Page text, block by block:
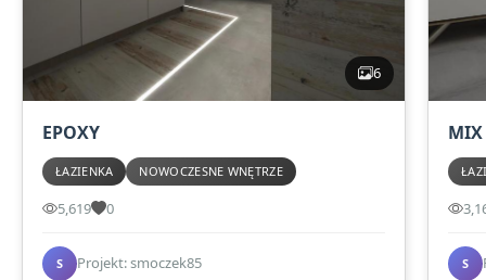
6
EPOXY
ŁAZIENKA NOWOCZESNE WNĘTRZE
5,619 0
S Projekt: smoczek85
MIX
S